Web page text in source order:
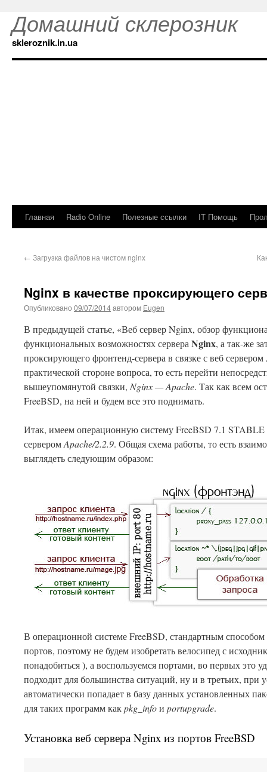
Домашний склерозник
skleroznik.in.ua
Главная Radio Online Полезные ссылки IT Помощь
← Загрузка файлов на чистом nginx
Nginx в качестве проксирующего
Опубликовано 09/07/2014автором Eugen
В предыдущей статье, «Веб сервер Nginx, обзор
функциональных возможностях сервера Nginx, а так-же
проксирующего фронтенд-сервера в связке с веб сервером
практической стороне вопроса, то есть перейти
вышеупомянутой связки, Nginx — Apache. Так как всем
FreeBSD, на ней и будем все это поднимать.
Итак, имеем операционную систему FreeBSD 7.1
серверомApache/2.2.9. Общая схема работы, то есть
выглядеть следующим образом:
В операционной системе FreeBSD, стандартным
портов, поэтому не будем изобретать велосипед с
понадобиться ), а воспользуемся портами, во первых это
подходит для большинства ситуаций, ну и в третьих, при
автоматически попадает в базу данных установленных
для таких программ какpkg_infoи portupgrade.
Установка веб сервера Nginx из портов FreeBSD